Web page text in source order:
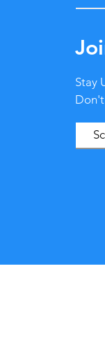
Stay
Don't